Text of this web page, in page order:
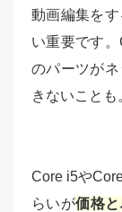
動画編集を
い重要です
のパーツが
きないことも
Core i5や
らいが価格